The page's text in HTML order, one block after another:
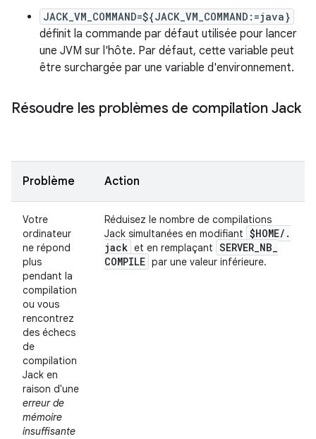
JACK_VM_COMMAND=${JACK_VM_COMMAND:=java}
définit la commande par défaut utilisée pour lancer
une JVM sur l'hôte. Par défaut, cette variable peut
être surchargée par une variable d'environnement.
Résoudre les problèmes de compilation Jack
Problème Action
Votre
ordinateur
ne répond
plus
pendant la
compilation
ou vous
rencontrez
des échecs
de
compilation
Jack en
raison d'une
erreur de
mémoire
insuffisante
Réduisez le nombre de compilations
Jack simultanées en modifiant $HOME/ .
jack et en remplaçant SERVER_NB_
COMPILE par une valeur inférieure.